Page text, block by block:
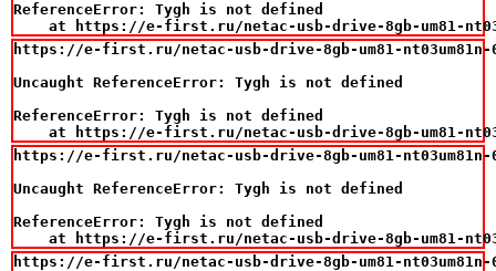
ReferenceError: Tygh is not defined
at https://e-first.ru/netac-usb-drive-8gb-um81-
https://e-first.ru/netac-usb-drive-8gb-um81-nt03um81n-
Uncaught ReferenceError: Tygh is not defined
ReferenceError: Tygh is not defined
at https://e-first.ru/netac-usb-drive-8gb-um81-
https://e-first.ru/netac-usb-drive-8gb-um81-nt03um81n-
Uncaught ReferenceError: Tygh is not defined
ReferenceError: Tygh is not defined
at https://e-first.ru/netac-usb-drive-8gb-um81-
https://e-first.ru/netac-usb-drive-8gb-um81-nt03um81n-